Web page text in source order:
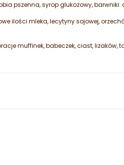
pszenna, syrop glukozowy,
ilości mleka, lecytyny sojowej,
muffinek, babeczek, ciast, lizaków,